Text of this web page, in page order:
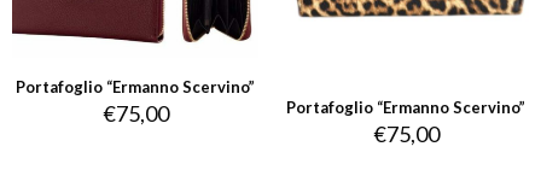
Portafoglio “Ermanno Scervino”
€75,00 Portafoglio “Ermanno Scervino”
€75,00